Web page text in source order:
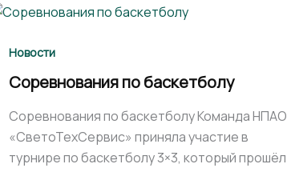
Новости
Соревнования по баскетболу
Соревнования по баскетболу Команда НПАО
«СветоТехСервис» приняла участие в
турнире по баскетболу 3×3, который прошёл
Соревнования
баскетболу